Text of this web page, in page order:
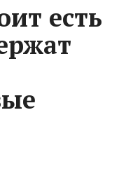
есть